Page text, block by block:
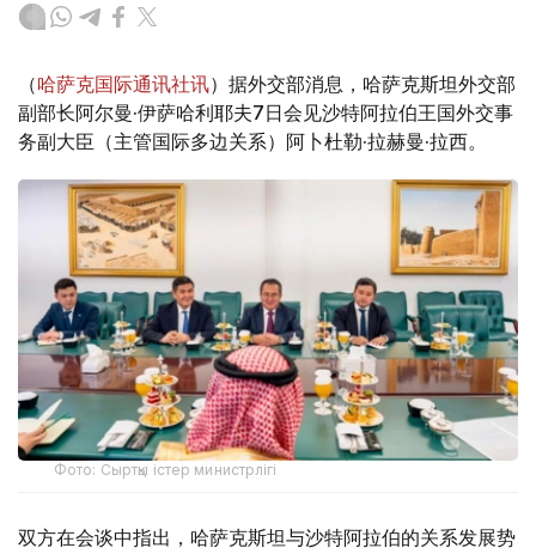
（哈萨克国际通讯社讯）据外交部消息，哈萨克斯坦外交部
副部长阿尔曼·伊萨哈利耶夫7日会见沙特阿拉伯王国外交事
务副大臣（主管国际多边关系）阿卜杜勒·拉赫曼·拉西。
Фото: Сыртқы істер министрлігі
双方在会谈中指出，哈萨克斯坦与沙特阿拉伯的关系发展势